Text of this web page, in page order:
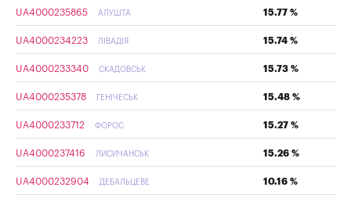
UA4000235865 АЛУШТА 15.77 %
UA4000234223 ЛІВАДІЯ 15.74 %
UA4000233340 СКАДОВСЬК 15.73 %
UA4000235378 ГЕНІЧЕСЬК 15.48 %
UA4000233712 ФОРОС 15.27 %
UA4000237416 ЛИСИЧАНСЬК 15.26 %
UA4000232904 ДЕБАЛЬЦЕВЕ 10.16 %